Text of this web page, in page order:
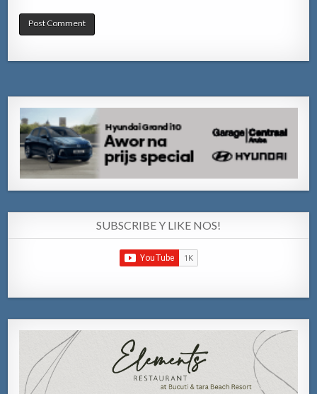
SUBSCRIBE Y LIKE NOS!